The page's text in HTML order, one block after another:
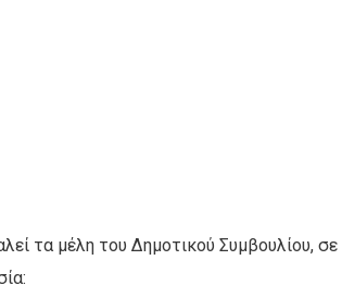
τα μέλη του Δημοτικού Συμβουλίου, σε